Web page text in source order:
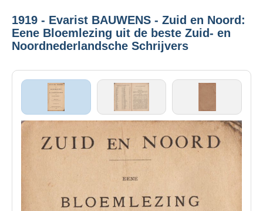
1919 - Evarist BAUWENS - Zuid en Noord:
Eene Bloemlezing uit de beste Zuid- en
Noordnederlandsche Schrijvers